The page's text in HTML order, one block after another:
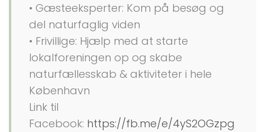
• Gæsteeksperter: Kom på besøg og
del naturfaglig viden
• Frivillige: Hjælp med at starte
lokalforeningen op og skabe
naturfællesskab & aktiviteter i hele
København
Link til
Facebook: https://fb.me/e/4yS2OGzpg